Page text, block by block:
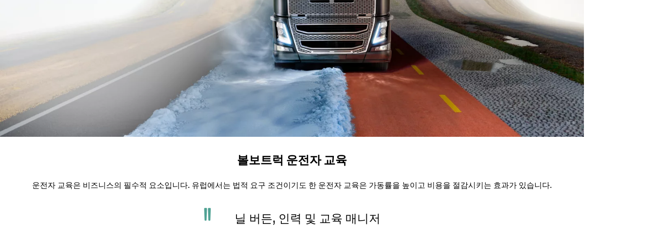
볼보트럭 운전자 교육
운전자 교육은 비즈니스의 필수적 요소입니다. 유럽에서는 법적 요구 조건이기도 한 운전자 교육은 가동률을 높이고 비용을 절감시키는 효과가 있습니다.
닐 버든, 인력 및 교육 매니저